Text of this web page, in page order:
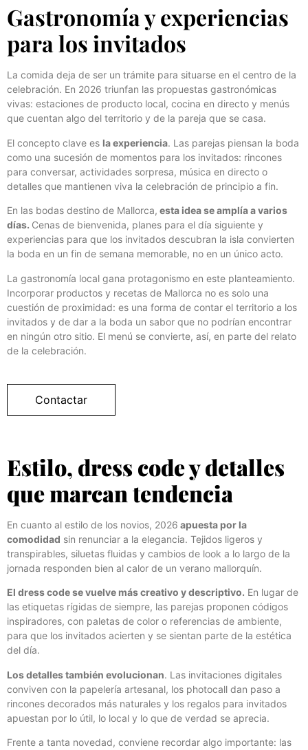
Gastronomía y experiencias
para los invitados
La comida deja de ser un trámite para situarse en el centro de la
celebración. En 2026 triunfan las propuestas gastronómicas
vivas: estaciones de producto local, cocina en directo y menús
que cuentan algo del territorio y de la pareja que se casa.
El concepto clave es la experiencia. Las parejas piensan la boda
como una sucesión de momentos para los invitados: rincones
para conversar, actividades sorpresa, música en directo o
detalles que mantienen viva la celebración de principio a fin.
En las bodas destino de Mallorca, esta idea se amplía a varios
días. Cenas de bienvenida, planes para el día siguiente y
experiencias para que los invitados descubran la isla convierten
la boda en un fin de semana memorable, no en un único acto.
La gastronomía local gana protagonismo en este planteamiento.
Incorporar productos y recetas de Mallorca no es solo una
cuestión de proximidad: es una forma de contar el territorio a los
invitados y de dar a la boda un sabor que no podrían encontrar
en ningún otro sitio. El menú se convierte, así, en parte del relato
de la celebración.
Contactar
Estilo, dress code y detalles
que marcan tendencia
En cuanto al estilo de los novios, 2026 apuesta por la
comodidad sin renunciar a la elegancia. Tejidos ligeros y
transpirables, siluetas fluidas y cambios de look a lo largo de la
jornada responden bien al calor de un verano mallorquín.
El dress code se vuelve más creativo y descriptivo. En lugar de
las etiquetas rígidas de siempre, las parejas proponen códigos
inspiradores, con paletas de color o referencias de ambiente,
para que los invitados acierten y se sientan parte de la estética
del día.
Los detalles también evolucionan. Las invitaciones digitales
conviven con la papelería artesanal, los photocall dan paso a
rincones decorados más naturales y los regalos para invitados
apuestan por lo útil, lo local y lo que de verdad se aprecia.
Frente a tanta novedad, conviene recordar algo importante: las